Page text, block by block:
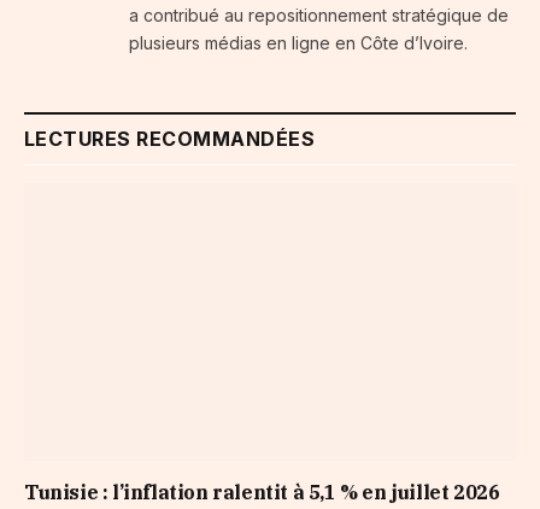
a contribué au repositionnement stratégique de
plusieurs médias en ligne en Côte d’Ivoire.
LECTURES RECOMMANDÉES
Tunisie : l’inflation ralentit à 5,1 % en juillet 2026